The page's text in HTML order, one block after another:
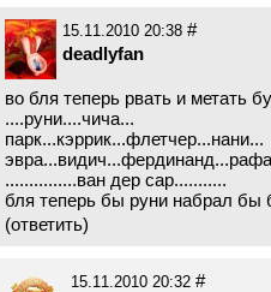
15.11.2010 20:38 #
deadlyfan
во бля теперь рвать и метать
....руни....чича...
парк...кэррик...флетчер...нани...
...............ван дер сар...........
бля теперь бы руни набрал
(ответить)
15.11.2010 20:32 #